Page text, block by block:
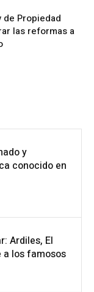
de Propiedad
las reformas a
y
conocido en
Ardiles, El
a los famosos